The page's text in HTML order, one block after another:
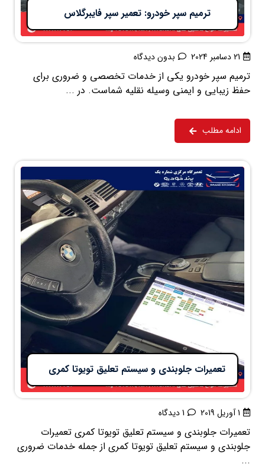
ترمیم سپر خودرو: تعمیر سپر فایبرگلاس
21 دسامبر 2024 بدون دیدگاه
ترمیم سپر خودرو یکی از خدمات تخصصی و ضروری برای
حفظ زیبایی و ایمنی وسیله نقلیه شماست. در ...
ادامه مطلب
تعمیرات جلوبندی و سیستم تعلیق تویوتا کمری
1 آوریل 2019 1 دیدگاه
تعمیرات جلوبندی و سیستم تعلیق تویوتا کمری تعمیرات
جلوبندی و سیستم تعلیق تویوتا کمری از جمله خدمات ضروری
...